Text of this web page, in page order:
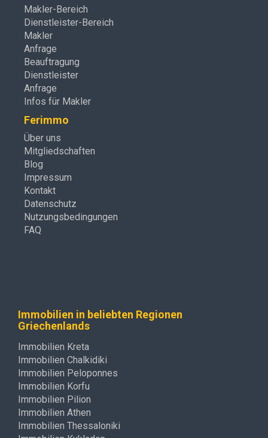
Makler-Bereich
Dienstleister-Bereich
Makler
Anfrage
Beauftragung
Dienstleister
Anfrage
Infos für Makler
Ferimmo
Über uns
Mitgliedschaften
Blog
Impressum
Kontakt
Datenschutz
Nutzungsbedingungen
FAQ
Immobilien in beliebten Regionen
Griechenlands
Immobilien Kreta
Immobilien Chalkidiki
Immobilien Peloponnes
Immobilien Korfu
Immobilien Pilion
Immobilien Athen
Immobilien Thessaloniki